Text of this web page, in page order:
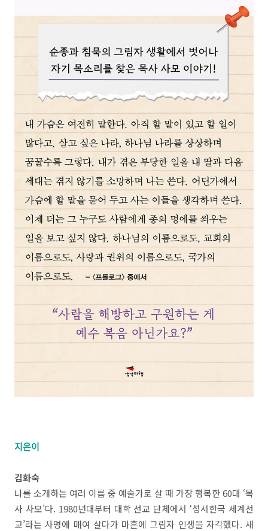
지은이
김화숙
나를 소개하는 여러 이름 중 예술가로 살 때 가장 행복한 60대 ‘목
사 사모’다. 1980년대부터 대학 선교 단체에서 ‘성서한국 세계선
교’라는 사명에 매여 살다가 마흔에 그림자 인생을 자각했다. 새